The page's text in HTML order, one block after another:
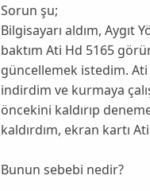
Sorun şu;
Bilgisayarı aldım, Aygıt
baktım Ati Hd 5165
güncellemek istedim.
indirdim ve kurmaya
öncekini kaldırıp
kaldırdım, ekran kartı
Bunun sebebi nedir?